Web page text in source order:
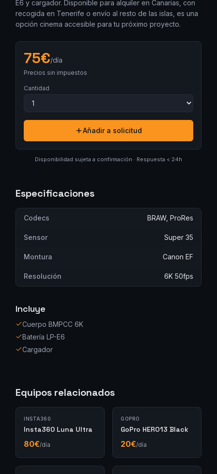
E6 y cargador. Disponible para alquiler en Canarias, con
recogida en Tenerife o envío al resto de las islas, es una
opción cinema accesible para tu próximo proyecto.
75€/día
Precios sin impuestos
Cantidad
Añadir a solicitud
Disponibilidad sujeta a confirmación · Respuesta < 24h
Especificaciones
Codecs BRAW, ProRes
Sensor Super 35
Montura Canon EF
Resolución 6K 50fps
Incluye
Cuerpo BMPCC 6K
Batería LP-E6
Cargador
Equipos relacionados
INSTA360
Insta360 Luna Ultra
80€/día
GOPRO
GoPro HERO13 Black
20€/día